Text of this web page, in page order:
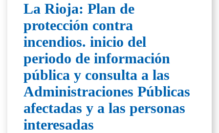
La Rioja: Plan de
protección contra
incendios. inicio del
periodo de información
pública y consulta a las
Administraciones Públicas
afectadas y a las personas
interesadas